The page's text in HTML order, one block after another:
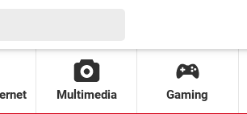
Multimedia Gaming